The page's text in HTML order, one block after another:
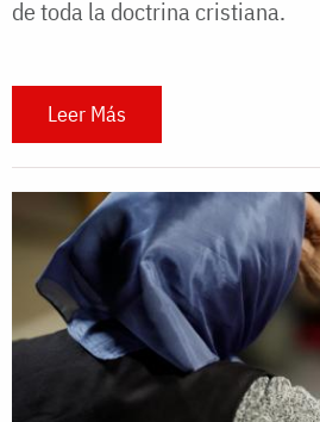
de toda la doctrina cristiana.
Leer Más